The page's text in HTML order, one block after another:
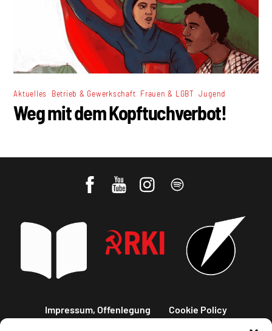
Aktuelles Betrieb & Gewerkschaft Frauen & LGBT ,Jugend
Weg mit dem Kopftuchverbot!
Impressum, Offenlegung Cookie Policy